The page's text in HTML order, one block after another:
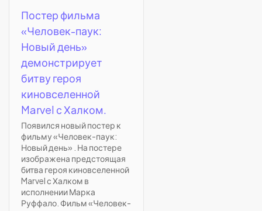
Постер фильма
«Человек-паук:
Новый день»
демонстрирует
битву героя
киновселенной
Marvel с Халком.
Появился новый постер к
фильму «Человек-паук:
Новый день» . На постере
изображена предстоящая
битва героя киновселенной
Marvel с Халком в
исполнении Марка
Руффало. Фильм «Человек-